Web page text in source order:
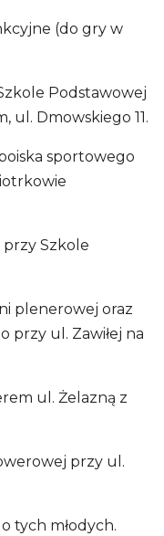
(do gry w
Podstawowej
ul. Dmowskiego 11.
sportowego
Szkole
plenerowej oraz
przy ul. Zawiłej na
ul. Żelazną z
przy ul.
tych młodych.